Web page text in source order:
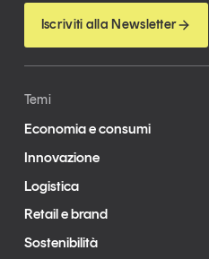
Iscriviti alla Newsletter
Temi
Economia e consumi
Innovazione
Logistica
Retail e brand
Sostenibilità